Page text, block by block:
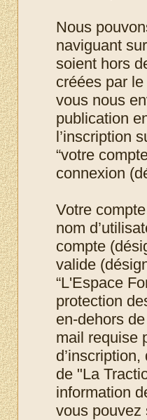
Nous
naviguant
soient hors
créées par
vous nous
publication
l’inscription
“votre
connexion
Votre
nom
compte
valide
“L'Espace
protection
en-dehors
mail requise
de "La
information
vous pouvez